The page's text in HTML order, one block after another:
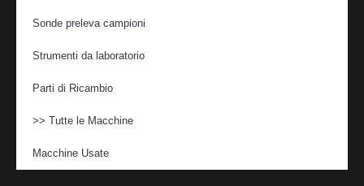
Sonde preleva campioni
Strumenti da laboratorio
Parti di Ricambio
>> Tutte le Macchine
Macchine Usate